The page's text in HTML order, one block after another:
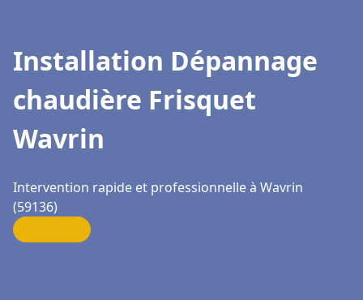
Installation Dépannage
chaudière Frisquet
Wavrin
Intervention rapide et professionnelle à Wavrin
(59136)